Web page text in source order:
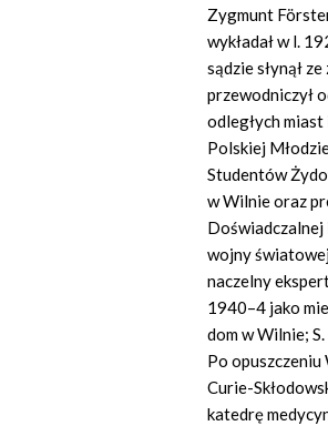
Zygmunt
wykładał w l.
sądzie słynął
przewodniczył
odległych
Polskiej
Studentów
w Wilnie oraz
Doświadczalnej
wojny
naczelny
1940–4 jako
dom w Wilnie;
Po opuszczeniu
Curie-
katedrę